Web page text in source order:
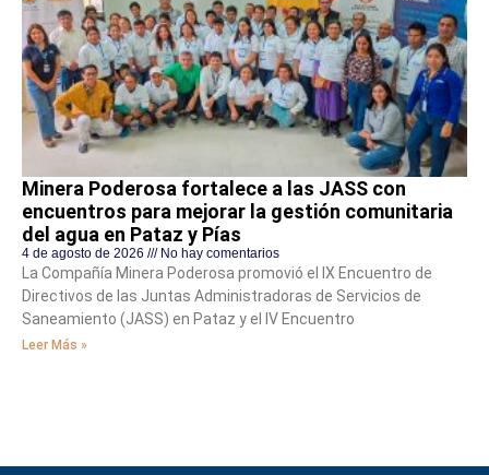
Minera Poderosa fortalece a las JASS con
encuentros para mejorar la gestión comunitaria
del agua en Pataz y Pías
4 de agosto de 2026 No hay comentarios
La Compañía Minera Poderosa promovió el IX Encuentro de
Directivos de las Juntas Administradoras de Servicios de
Saneamiento (JASS) en Pataz y el IV Encuentro
Leer Más »